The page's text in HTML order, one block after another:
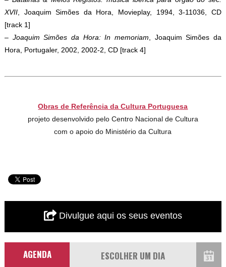
XVII , Joaquim Simões da Hora, Movieplay, 1994, 3-11036, CD
[track 1]
– Joaquim Simões da Hora: In memoriam , Joaquim Simões da
Hora, Portugaler, 2002, 2002-2, CD [track 4]
Obras de Referência da Cultura Portuguesa
projeto desenvolvido pelo Centro Nacional de Cultura
com o apoio do Ministério da Cultura
Divulgue aqui os seus eventos
AGENDA